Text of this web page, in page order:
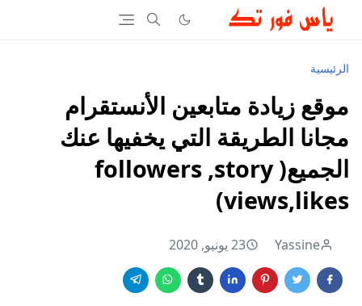
الرئيسية
موقع زيادة متابعين الأنستقرام
مجانا الطريقة التي يخفيها عنك
الجميع( followers ,story
views,likes)
Yassine 23 يونيو, 2020